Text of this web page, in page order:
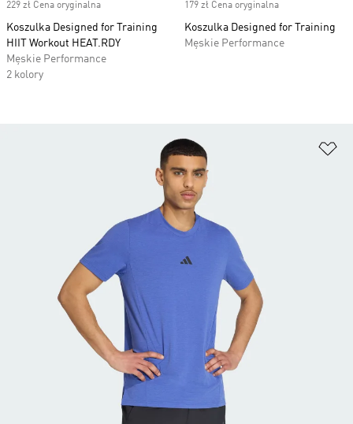
229 zł Cena oryginalna
Koszulka Designed for Training
HIIT Workout HEAT.RDY
Męskie Performance
2 kolory
179 zł Cena oryginalna
Koszulka Designed for Training
Męskie Performance